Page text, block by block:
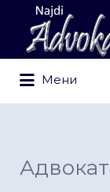
Search
for:
Мени
for: